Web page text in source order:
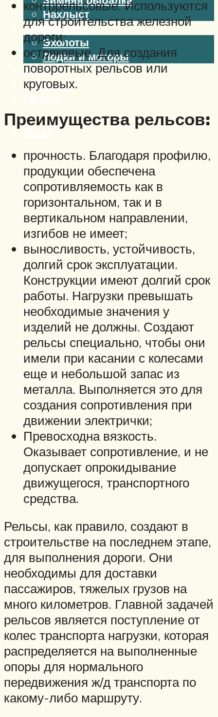
Нахлыст
Снаряжение
Эхолоты
Лодки и моторы
Узлы
Рецепты
контррельсовые. Используются
для строительства железной
дороги;
остряковые. Для создания
поворотных рельсов или
круговых.
Преимущества рельсов:
прочность. Благодаря профилю,
продукции обеспечена
сопротивляемость как в
горизонтальном, так и в
вертикальном направлении,
изгибов не имеет;
выносливость, устойчивость,
долгий срок эксплуатации.
Конструкции имеют долгий срок
работы. Нагрузки превышать
необходимые значения у
изделий не должны. Создают
рельсы специально, чтобы они
имели при касании с колесами
еще и небольшой запас из
металла. Выполняется это для
создания сопротивления при
движении электрички;
Превосходна вязкость.
Оказывает сопротивление, и не
допускает опрокидывание
движущегося, транспортного
средства.
Рельсы, как правило, создают в
строительстве на последнем этапе,
для выполнения дороги. Они
необходимы для доставки
пассажиров, тяжелых грузов на
много километров. Главной задачей
рельсов является поступление от
колес транспорта нагрузки, которая
распределяется на выполненные
опоры для нормального
передвижения ж/д транспорта по
какому-либо маршруту.